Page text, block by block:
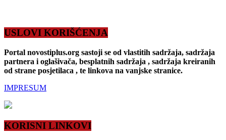
USLOVI KORIŠĆENJA
Portal novostiplus.org sastoji se od vlastitih sadržaja, sadržaja
partnera i oglašivača, besplatnih sadržaja , sadržaja kreiranih
od strane posjetilaca , te linkova na vanjske stranice.
IMPRESUM
KORISNI LINKOVI